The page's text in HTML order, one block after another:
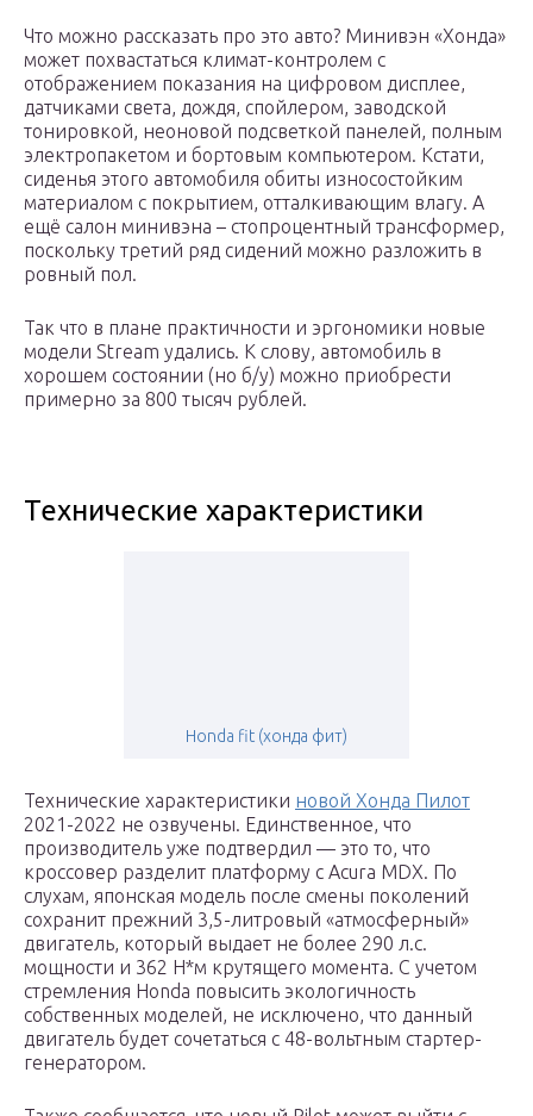
Что можно рассказать про это авто? Минивэн «Хонда»
может похвастаться климат-контролем с
отображением показания на цифровом дисплее,
датчиками света, дождя, спойлером, заводской
тонировкой, неоновой подсветкой панелей, полным
электропакетом и бортовым компьютером. Кстати,
сиденья этого автомобиля обиты износостойким
материалом с покрытием, отталкивающим влагу. А
ещё салон минивэна – стопроцентный трансформер,
поскольку третий ряд сидений можно разложить в
ровный пол.
Так что в плане практичности и эргономики новые
модели Stream удались. К слову, автомобиль в
хорошем состоянии (но б/у) можно приобрести
примерно за 800 тысяч рублей.
Технические характеристики
Honda fit (хонда фит)
Технические характеристики новой Хонда Пилот
2021-2022 не озвучены. Единственное, что
производитель уже подтвердил — это то, что
кроссовер разделит платформу с Acura MDX. По
слухам, японская модель после смены поколений
сохранит прежний 3,5-литровый «атмосферный»
двигатель, который выдает не более 290 л.с.
мощности и 362 Н*м крутящего момента. С учетом
стремления Honda повысить экологичность
собственных моделей, не исключено, что данный
двигатель будет сочетаться с 48-вольтным стартер-
генератором.